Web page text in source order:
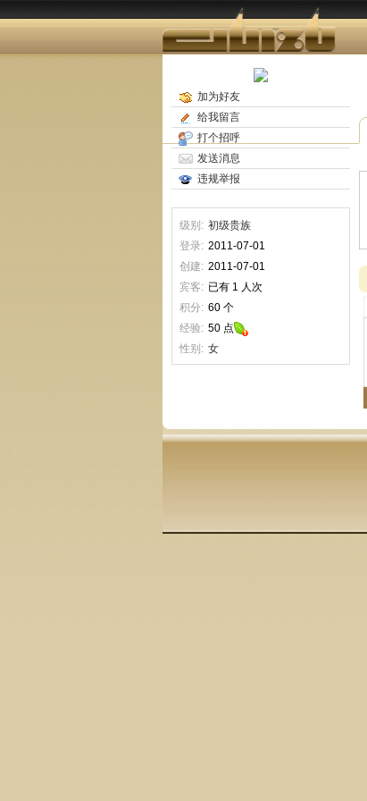
加为好友
给我留言
打个招呼
发送消息
违规举报
级别: 初级贵族
登录: 2011-07-01
创建: 2011-07-01
宾客: 已有 1 人次
积分: 60 个
经验: 50 点
性别: 女